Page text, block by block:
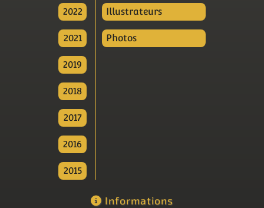
2022
2021
2019
2018
2017
2016
2015
Illustrateurs
Photos
Informations